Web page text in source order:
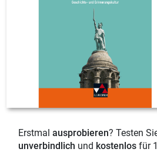
Erstmal ausprobieren? Testen
unverbindlich und kostenlos für